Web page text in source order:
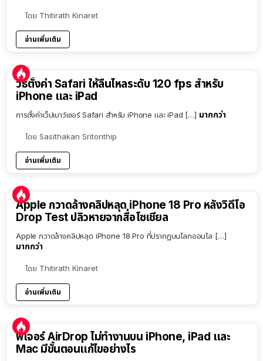
โดย Thitirath Kinaret
อ่านเพิ่มเติม
วิธีตั้งค่า Safari ให้ลื่นไหลระดับ 120 fps สำหรับ
iPhone และ iPad
การตั้งค่าเว็ปเบาว์เซอร์ Safari สำหรับ iPhone และ iPad […] มากกว่า
โดย Sasithakan Sritonthip
อ่านเพิ่มเติม
Apple กวาดล้างคลิปหลุด iPhone 18 Pro หลังวิดีโอ
Drop Test ปลิวหายจากสื่อโซเชียล
Apple กวาดล้างคลิปหลุด iPhone 18 Pro ที่ปรากฏบนโลกออนไล […]
มากกว่า
โดย Thitirath Kinaret
อ่านเพิ่มเติม
ฟีเจอร์ AirDrop ไม่ทำงานบน iPhone, iPad และ
Mac มีขั้นตอนแก้ไขอย่างไร